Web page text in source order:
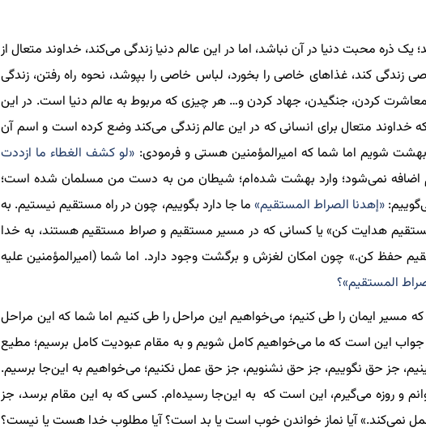
ذره محبت دنیا در آن نباشد، اما در این عالم دنیا زندگی می‌کند، خداوند متعال از
زندگی کند، غذاهای خاصی را بخورد، لباس خاصی را بپوشد، نحوه راه رفتن، زندگی
کردن، جنگیدن، جهاد کردن و… هر چیزی که مربوط به عالم دنیا است. در این
که خداوند متعال برای انسانی که در این عالم زندگی می‌کند وضع کرده است و اسم آن
شویم اما شما که امیرالمؤمنین هستی و فرمودی: «لو کشف الغطاء ما ازددت
اضافه نمی‌شود؛ وارد بهشت شده‌ام؛ شیطان من به دست من مسلمان شده است؛
«إهدنا الصراط المستقیم» ما جا دارد بگوییم، چون در راه مستقیم نیستیم. به
مستقیم هدایت کن» یا کسانی که در مسیر مستقیم و صراط مستقیم هستند، به خدا
حفظ کن.» چون امکان لغزش و برگشت وجود دارد. اما شما (امیرالمؤمنین علیه
المستقیم»؟
مسیر ایمان را طی کنیم؛ می‌خواهیم این مراحل را طی کنیم اما شما که این مراحل
جواب این است که ما می‌خواهیم کامل شویم و به مقام عبودیت کامل برسیم؛ مطیع
جز حق نگوییم، جز حق نشنویم، جز حق عمل نکنیم؛ می‌خواهیم به این‌جا برسیم.
و روزه می‌گیرم، این است که به این‌جا رسیده‌ام. کسی که به این مقام برسد، جز
نمی‌کند.» آیا نماز خواندن خوب است یا بد است؟ آیا مطلوب خدا هست یا نیست؟